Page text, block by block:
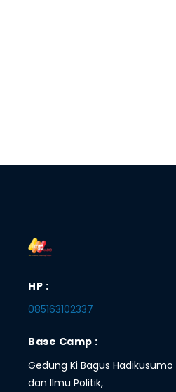
HP :
085163102337
Base Camp :
Gedung Ki Bagus Hadikusumo
dan Ilmu Politik,